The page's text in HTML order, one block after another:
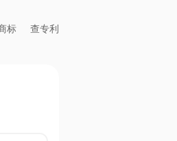
标 查专利